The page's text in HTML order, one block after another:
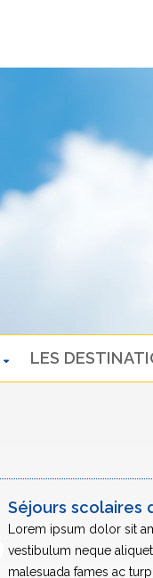
LES
Séjours scolaires
Lorem ipsum dolor sit
vestibulum neque
malesuada fames ac